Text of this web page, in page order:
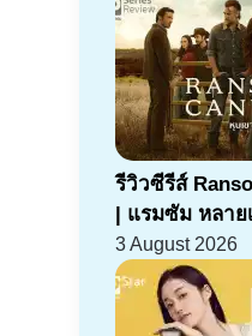
รีวิวซีรีส์
| แรมซัม หลาย
3 August 2026